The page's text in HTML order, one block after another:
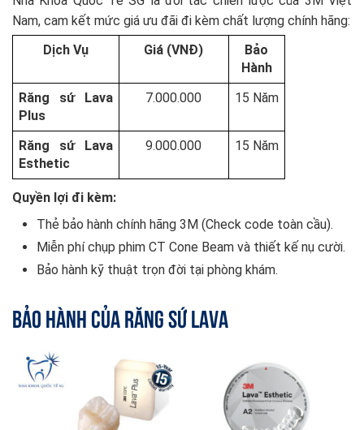
Nam, cam kết mức giá ưu đãi đi kèm chất lượng chính hãng:
Dịch Vụ
Giá (VNĐ)
Bảo
Hành
Răng sứ Lava
Plus
7.000.000 15 Năm
Răng sứ Lava
Esthetic
9.000.000 15 Năm
Quyền lợi đi kèm:
Thẻ bảo hành chính hãng 3M (Check code toàn cầu).
Miễn phí chụp phim CT Cone Beam và thiết kế nụ cười.
Bảo hành kỹ thuật trọn đời tại phòng khám.
Bảo hành của răng sứ Lava